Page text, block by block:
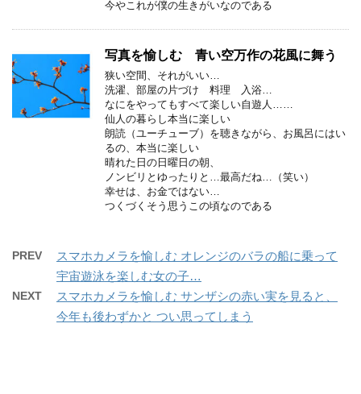
今やこれが僕の生きがいなのである
写真を愉しむ 青い空万作の花風に舞う
狭い空間、それがいい…
洗濯、部屋の片づけ 料理 入浴…
なにをやってもすべて楽しい自遊人……
仙人の暮らし本当に楽しい
朗読（ユーチューブ）を聴きながら、お風呂にはい
るの、本当に楽しい
晴れた日の日曜日の朝、
ノンビリとゆったりと…最高だね…（笑い）
幸せは、お金ではない…
つくづくそう思うこの頃なのである
PREV
スマホカメラを愉しむ オレンジのバラの船に乗って
宇宙遊泳を楽しむ女の子…
NEXT
スマホカメラを愉しむ サンザシの赤い実を見ると、
今年も後わずかと つい思ってしまう